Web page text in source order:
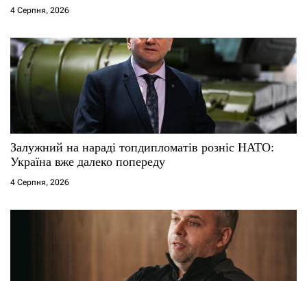
4 Серпня, 2026
Залужний на нараді топдипломатів розніс НАТО:
Україна вже далеко попереду
4 Серпня, 2026